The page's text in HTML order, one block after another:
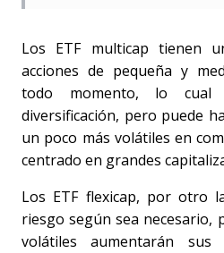
Los ETF multicap tienen
acciones de pequeña y
todo momento, lo
diversificación, pero puede
un poco más volátiles en
centrado en grandes
Los ETF flexicap, por otro
riesgo según sea necesario,
volátiles aumentarán sus